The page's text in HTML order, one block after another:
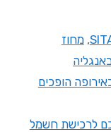
,מחוז
באירופה הופכים
לרכישת חשמל